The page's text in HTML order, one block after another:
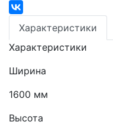
Характеристики
Характеристики
Ширина
1600 мм
Высота